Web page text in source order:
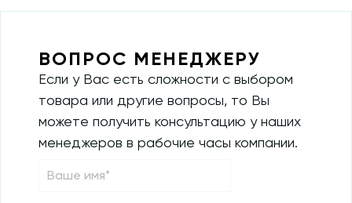
ВОПРОС МЕНЕДЖЕРУ
Если у Вас есть сложности с выбором
товара или другие вопросы, то Вы
можете получить консультацию у наших
менеджеров в рабочие часы компании.